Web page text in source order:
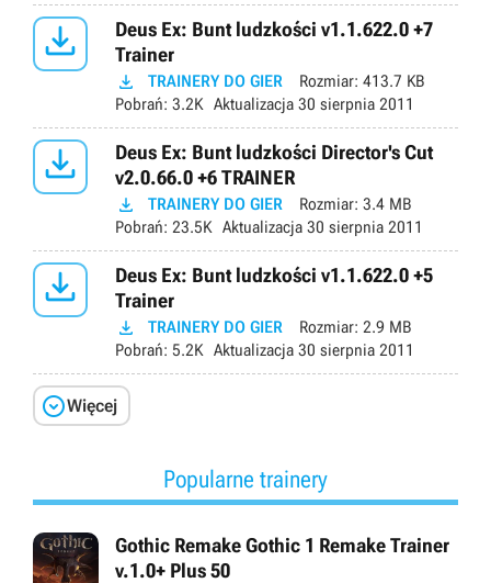

Deus Ex: Bunt ludzkości v1.1.622.0 +7
Trainer
 TRAINERY DO GIER Rozmiar: 413.7 KB
Pobrań: 3.2K Aktualizacja 30 sierpnia 2011

Deus Ex: Bunt ludzkości Director's Cut
v2.0.66.0 +6 TRAINER
 TRAINERY DO GIER Rozmiar: 3.4 MB
Pobrań: 23.5K Aktualizacja 30 sierpnia 2011

Deus Ex: Bunt ludzkości v1.1.622.0 +5
Trainer
 TRAINERY DO GIER Rozmiar: 2.9 MB
Pobrań: 5.2K Aktualizacja 30 sierpnia 2011
Więcej
Popularne trainery
Gothic Remake Gothic 1 Remake Trainer
v.1.0+ Plus 50